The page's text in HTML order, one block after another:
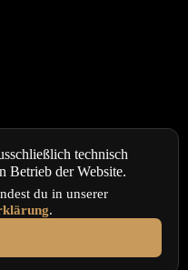
technisch
Betrieb der Website.
du in unserer
.